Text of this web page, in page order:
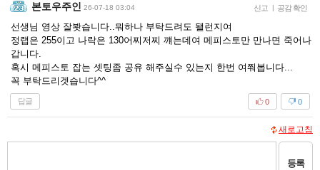
본토우주인 26-07-18 03:04 신고 | 공감 확인
선생님 영상 잘봣습니다..뭐하나 부탁드려도 됄런지여
정랩은 255이고 나락은 130어찌저찌 꺠는데여 메피스토만 만나면 죽어나
갑니다.
혹시 메피스토 잡는 셋팅좀 공유 해주실수 있는지 한번 여쭤봅니다...
꼭 부탁드리겟습니다^^
답글 0
0
새로고침
등록